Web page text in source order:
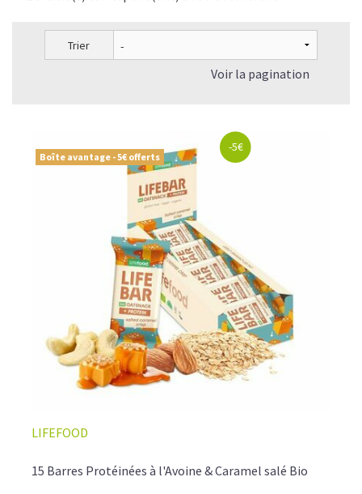
Trier
Voir la pagination
Boîte avantage - 5€ offerts
-5€
LIFEFOOD
15 Barres Protéinées à l'Avoine & Caramel salé Bio